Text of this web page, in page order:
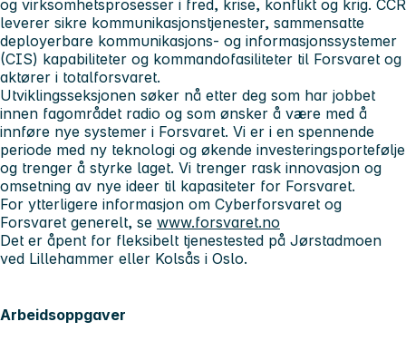
og virksomhetsprosesser i fred, krise, konflikt og krig. CCR
leverer sikre kommunikasjonstjenester, sammensatte
deployerbare kommunikasjons- og informasjonssystemer
(CIS) kapabiliteter og kommandofasiliteter til Forsvaret og
aktører i totalforsvaret.
Utviklingsseksjonen søker nå etter deg som har jobbet
innen fagområdet radio og som ønsker å være med å
innføre nye systemer i Forsvaret. Vi er i en spennende
periode med ny teknologi og økende investeringsportefølje
og trenger å styrke laget. Vi trenger rask innovasjon og
omsetning av nye ideer til kapasiteter for Forsvaret.
For ytterligere informasjon om Cyberforsvaret og
Forsvaret generelt, se www.forsvaret.no
Det er åpent for fleksibelt tjenestested på Jørstadmoen
ved Lillehammer eller Kolsås i Oslo.
Arbeidsoppgaver